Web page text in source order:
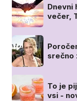
Dnevni
večer,
srečno
To je
vsi -